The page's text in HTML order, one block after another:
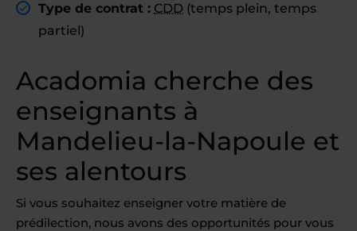
Type de contrat : CDD (temps plein, temps
partiel)
Acadomia cherche des
enseignants à
Mandelieu-la-Napoule et
ses alentours
Si vous souhaitez enseigner votre matière de
prédilection, nous avons des opportunités pour vous